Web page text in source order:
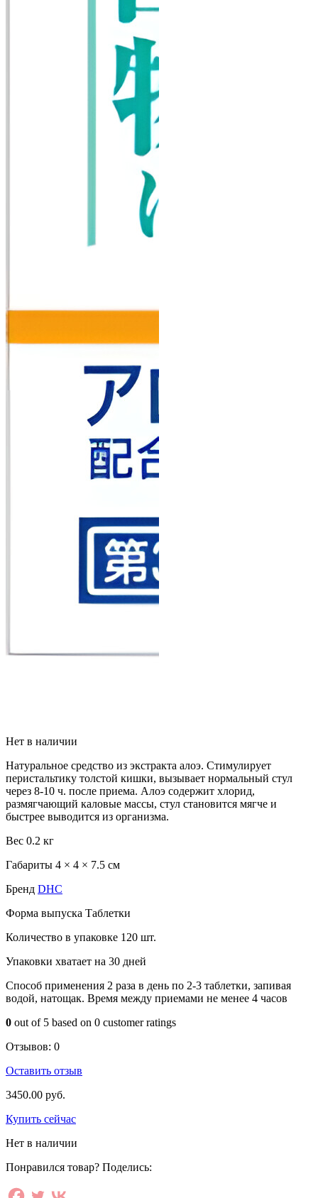
Нет в наличии
Натуральное средство из экстракта алоэ. Стимулирует
перистальтику толстой кишки, вызывает нормальный стул
через 8-10 ч. после приема. Алоэ содержит хлорид,
размягчающий каловые массы, стул становится мягче и
быстрее выводится из организма.
Вес 0.2 кг
Габариты 4 × 4 × 7.5 см
Бренд DHC
Форма выпуска Таблетки
Количество в упаковке 120 шт.
Упаковки хватает на 30 дней
Способ применения 2 раза в день по 2-3 таблетки, запивая
водой, натощак. Время между приемами не менее 4 часов
0 out of 5 based on 0 customer ratings
Отзывов: 0
Оставить отзыв
3450.00 руб.
Купить сейчас
Нет в наличии
Понравился товар? Поделись: